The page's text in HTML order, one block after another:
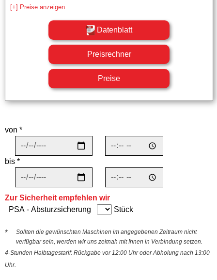
[+] Preise anzeigen
Datenblatt
Preisrechner
Preise
von *
bis *
Zur Sicherheit empfehlen wir
PSA - Absturzsicherung
Stück
*
Sollten die gewünschten Maschinen im angegebenen Zeitraum nicht
verfügbar sein, werden wir uns zeitnah mit Ihnen in Verbindung setzen.
4-Stunden Halbtagestarif: Rückgabe vor 12:00 Uhr oder Abholung nach 13:00
Uhr.